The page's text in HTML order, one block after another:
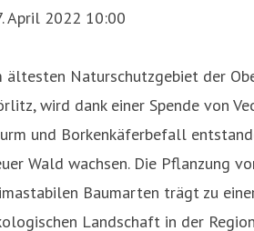
April 2022 10:00
ältesten Naturschutzgebiet der
wird dank einer Spende von
und Borkenkäferbefall
Wald wachsen. Die Pflanzung
Baumarten trägt zu
Landschaft in der